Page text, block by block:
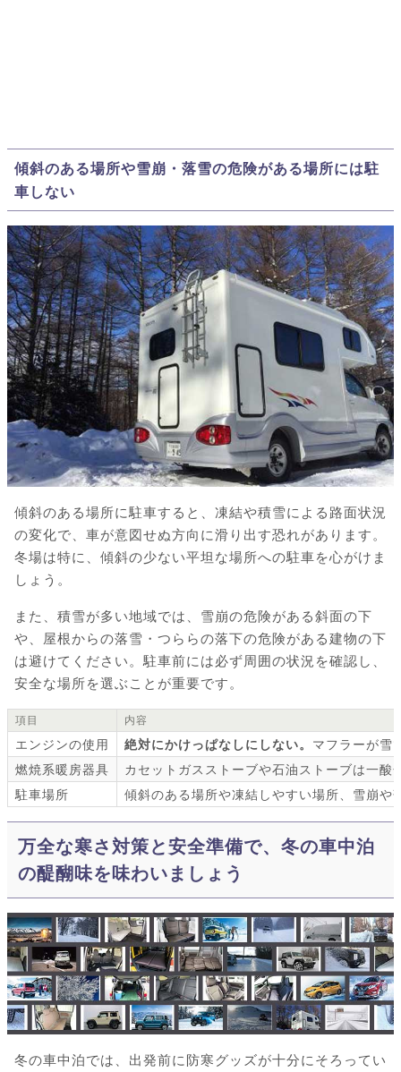
傾斜のある場所や雪崩・落雪の危険がある場所には駐
車しない
傾斜のある場所に駐車すると、凍結や積雪による路面状況
の変化で、車が意図せぬ方向に滑り出す恐れがあります。
冬場は特に、傾斜の少ない平坦な場所への駐車を心がけま
しょう。
また、積雪が多い地域では、雪崩の危険がある斜面の下
や、屋根からの落雪・つららの落下の危険がある建物の下
は避けてください。駐車前には必ず周囲の状況を確認し、
安全な場所を選ぶことが重要です。
項目 内容
エンジンの使用 絶対にかけっぱなしにしない。 マフラーが雪
燃焼系暖房器具
カセットガスストーブや石油ストーブは一
駐車場所
傾斜のある場所や凍結しやすい場所、雪崩
万全な寒さ対策と安全準備で、冬の車中泊
の醍醐味を味わいましょう
冬の車中泊では、出発前に防寒グッズが十分にそろってい